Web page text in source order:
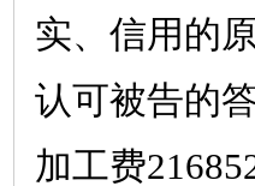
实、信用的
认可被告的
加工费